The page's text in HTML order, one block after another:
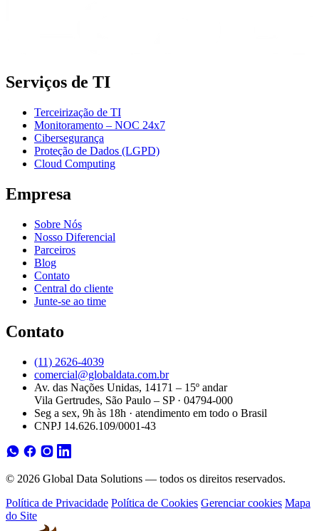
Serviços de TI
Terceirização de TI
Monitoramento – NOC 24x7
Cibersegurança
Proteção de Dados (LGPD)
Cloud Computing
Empresa
Sobre Nós
Nosso Diferencial
Parceiros
Blog
Contato
Central do cliente
Junte-se ao time
Contato
(11) 2626-4039
comercial@globaldata.com.br
Av. das Nações Unidas, 14171 – 15º andar
Vila Gertrudes, São Paulo – SP · 04794-000
Seg a sex, 9h às 18h · atendimento em todo o Brasil
CNPJ 14.626.109/0001-43
© 2026 Global Data Solutions — todos os direitos reservados.
Política de Privacidade Política de Cookies Gerenciar cookies Mapa
do Site